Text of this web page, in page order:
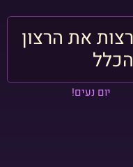
את הרצון
יום נעים!